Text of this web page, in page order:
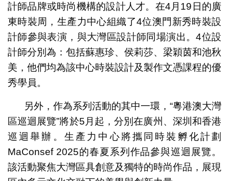
計師品牌或時尚機構的設計人才。在4月19日的廣
東時裝周，生產力中心組織了4位澳門新秀時裝設
計師參與表演，與大灣區設計師同場演出。4位設
計師分別為：包括蘇惠珍、侯莉莎、梁穎茵和池秋
美，他們均為該中心時裝設計及製作文憑課程的優
秀學員。
另外，作為系列活動的其中一環，“粵港澳大灣
區巡迴展覽”將於5月起，分別在廣州、深圳和香港
巡迴舉辦。生產力中心將攜同時裝孵化計劃
MaConsef 2025的春夏系列作品參與巡迴展覽。
該活動聚焦大灣區具創意及獨特的時尚作品，展現